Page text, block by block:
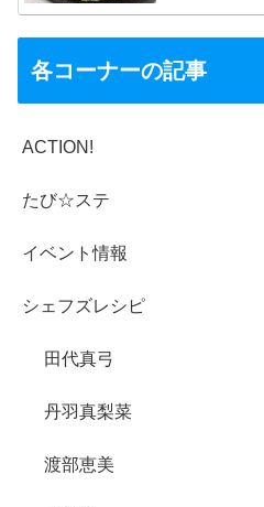
各コーナーの記事
ACTION!
たび☆ステ
イベント情報
シェフズレシピ
田代真弓
丹羽真梨菜
渡部恵美